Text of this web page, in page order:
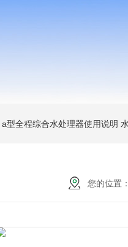
a型全程综合水处理器使用说明 水
您的位置